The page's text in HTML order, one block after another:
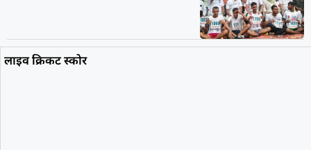
लाइव क्रिकट स्कोर